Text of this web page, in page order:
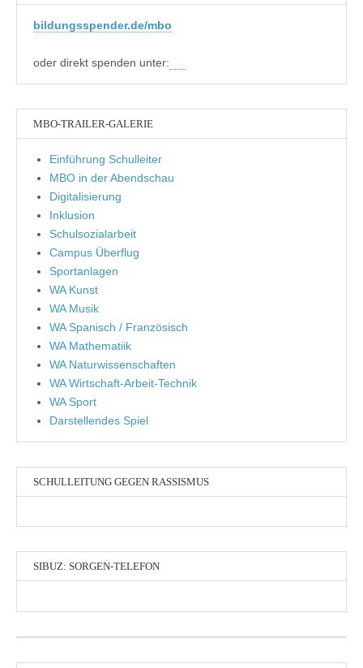
bildungsspender.de/mbo
oder direkt spenden unter:
MBO-TRAILER-GALERIE
Einführung Schulleiter
MBO in der Abendschau
Digitalisierung
Inklusion
Schulsozialarbeit
Campus Überflug
Sportanlagen
WA Kunst
WA Musik
WA Spanisch / Französisch
WA Mathematiik
WA Naturwissenschaften
WA Wirtschaft-Arbeit-Technik
WA Sport
Darstellendes Spiel
SCHULLEITUNG GEGEN RASSISMUS
SIBUZ: SORGEN-TELEFON